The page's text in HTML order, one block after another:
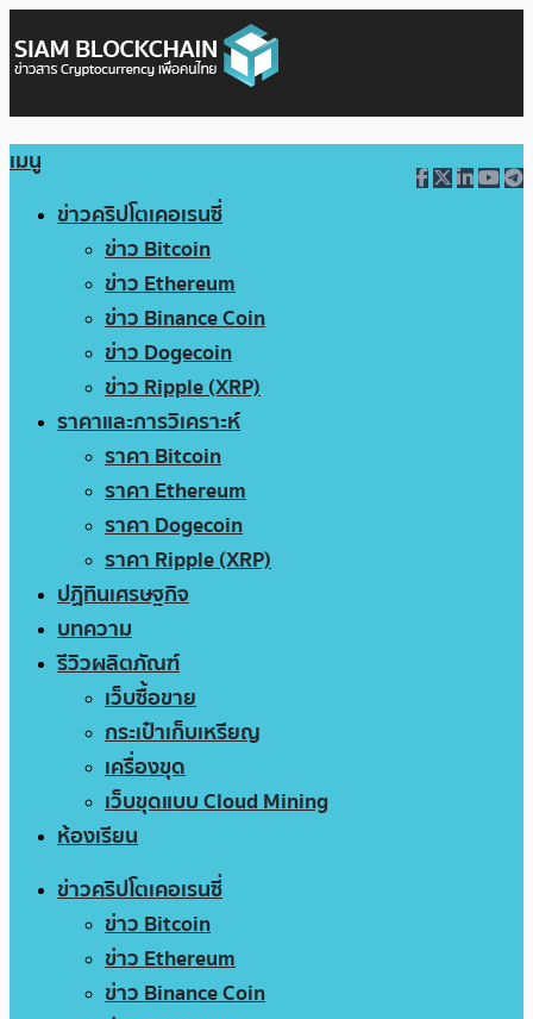
เมนู
ข่าวคริปโตเคอเรนซี่
ข่าว Bitcoin
ข่าว Ethereum
ข่าว Binance Coin
ข่าว Dogecoin
ข่าว Ripple (XRP)
ราคาและการวิเคราะห์
ราคา Bitcoin
ราคา Ethereum
ราคา Dogecoin
ราคา Ripple (XRP)
ปฏิทินเศรษฐกิจ
บทความ
รีวิวผลิตภัณฑ์
เว็บซื้อขาย
กระเป๋าเก็บเหรียญ
เครื่องขุด
เว็บขุดแบบ Cloud Mining
ห้องเรียน
ข่าวคริปโตเคอเรนซี่
ข่าว Bitcoin
ข่าว Ethereum
ข่าว Binance Coin